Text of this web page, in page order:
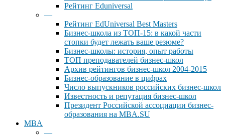
Рейтинг Eduniversal
—
Рейтинг EdUniversal Best Masters
Бизнес-школа из ТОП-15: в какой части
стопки будет лежать ваше резюме?
Бизнес-школы: история, опыт работы
ТОП преподавателей бизнес-школ
Архив рейтингов бизнес-школ 2004-2015
Бизнес-образование в цифрах
Число выпускников российских бизнес-школ
Известность и репутация бизнес-школ
Президент Российской ассоциации бизнес-
образования на MBA.SU
MBA
—